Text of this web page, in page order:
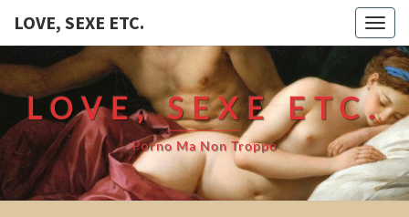
LOVE, SEXE ETC.
LOVE, SEXE ETC.
Porno Ma Non Troppo